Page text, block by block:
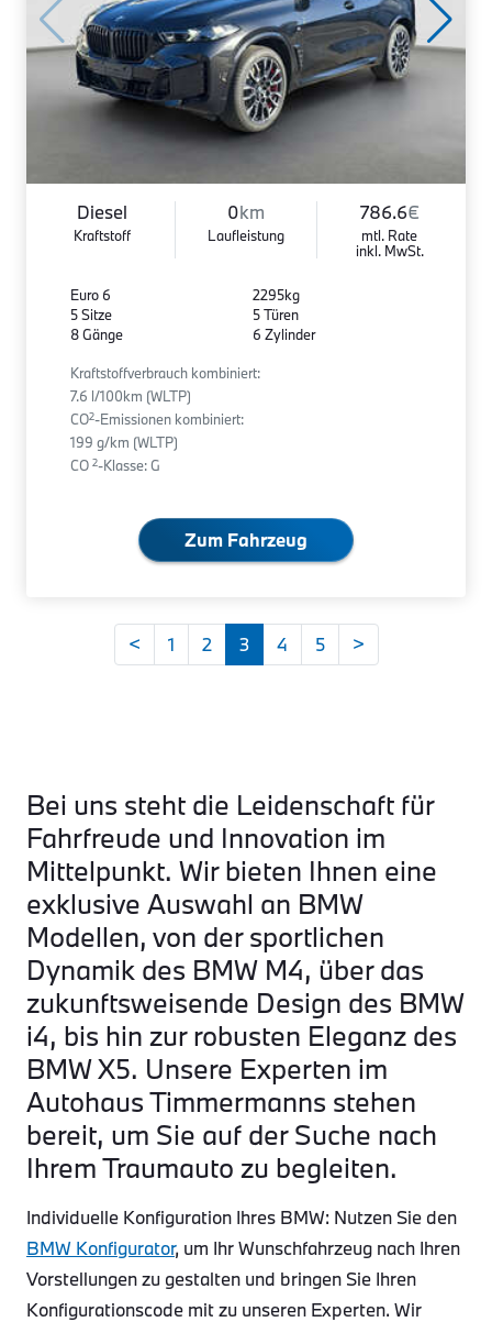
Diesel
Kraftstoff
0km
Laufleistung
786.6€
mtl. Rate
inkl. MwSt.
Euro 6
5 Sitze
8 Gänge
2295kg
5 Türen
6 Zylinder
Kraftstoffverbrauch kombiniert:
7.6 l/100km (WLTP)
CO2-Emissionen kombiniert:
199 g/km (WLTP)
CO 2-Klasse: G
Zum Fahrzeug
< 1 2 3 4 5 >
Bei uns steht die Leidenschaft für
Fahrfreude und Innovation im
Mittelpunkt. Wir bieten Ihnen eine
exklusive Auswahl an BMW
Modellen, von der sportlichen
Dynamik des BMW M4, über das
zukunftsweisende Design des BMW
i4, bis hin zur robusten Eleganz des
BMW X5. Unsere Experten im
Autohaus Timmermanns stehen
bereit, um Sie auf der Suche nach
Ihrem Traumauto zu begleiten.
Individuelle Konfiguration Ihres BMW: Nutzen Sie den
BMW Konfigurator, um Ihr Wunschfahrzeug nach Ihren
Vorstellungen zu gestalten und bringen Sie Ihren
Konfigurationscode mit zu unseren Experten. Wir